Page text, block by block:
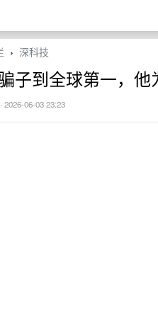
› 深科技
子到全球第一，
2026-06-03 23:23